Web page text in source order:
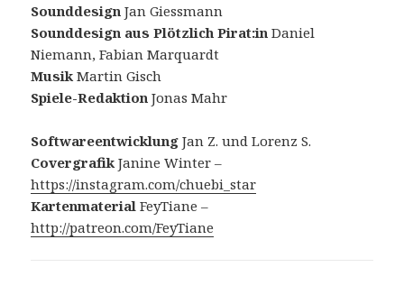
Sounddesign Jan Giessmann
Sounddesign aus Plötzlich Pirat:in Daniel
Niemann, Fabian Marquardt
Musik Martin Gisch
Spiele-Redaktion Jonas Mahr
Softwareentwicklung Jan Z. und Lorenz S.
Covergrafik Janine Winter –
https://instagram.com/chuebi_star
Kartenmaterial FeyTiane –
http://patreon.com/FeyTiane